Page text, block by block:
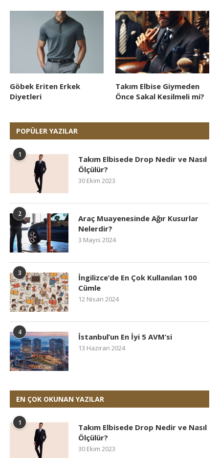
Göbek Eriten Erkek
Diyetleri
Takım Elbise Giymeden
Önce Sakal Kesilmeli mi?
POPÜLER YAZILAR
1
Takım Elbisede Drop Nedir ve Nasıl
Ölçülür?
30 Ekim 2023
2
Araç Muayenesinde Ağır Kusurlar
Nelerdir?
3 Mayıs 2024
3
İngilizce’de En Çok Kullanılan 100
Cümle
12 Nisan 2024
4 İstanbul’un En İyi 5 AVM’si
13 Haziran 2024
EN ÇOK OKUNAN YAZILAR
1
Takım Elbisede Drop Nedir ve Nasıl
Ölçülür?
30 Ekim 2023